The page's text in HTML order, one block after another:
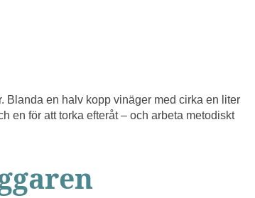
Blanda en halv kopp vinäger med cirka en liter
en för att torka efteråt – och arbeta metodiskt